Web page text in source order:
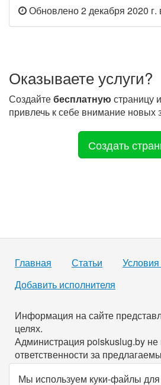
Обновлено 2 декабря 2020 г.
Оказываете услуги?
Создайтебесплатную страницу
привлечь к себе внимание новых
Создать
Главная Статьи
Добавить исполнителя
Информация на сайте
целях.
Администрация poiskuslug.by не
ответственности за
По всем имеющимся вопросам
Мы используем куки-файлы